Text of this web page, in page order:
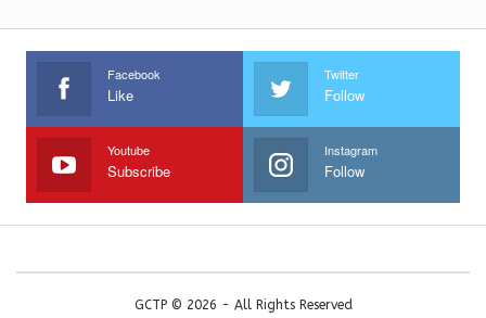
Facebook
Like
Twitter
Follow
Youtube
Subscribe
Instagram
Follow
GCTP © 2026 - All Rights Reserved